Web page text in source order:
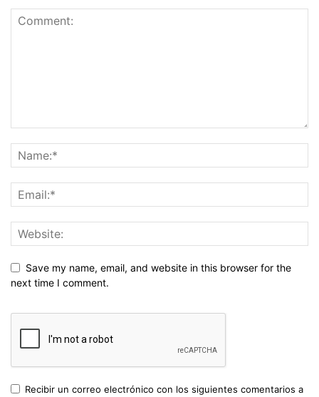
Save my name, email, and website in this browser for the
next time I comment.
Recibir un correo electrónico con los siguientes comentarios a